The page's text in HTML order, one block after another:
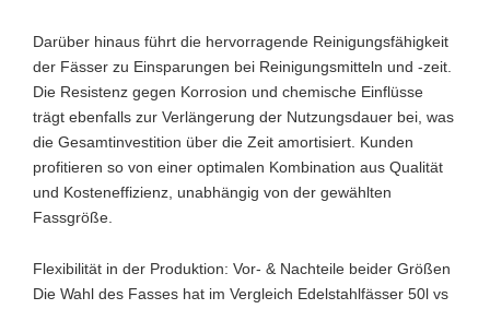
Darüber hinaus führt die hervorragende Reinigungsfähigkeit
der Fässer zu Einsparungen bei Reinigungsmitteln und -zeit.
Die Resistenz gegen Korrosion und chemische Einflüsse
trägt ebenfalls zur Verlängerung der Nutzungsdauer bei, was
die Gesamtinvestition über die Zeit amortisiert. Kunden
profitieren so von einer optimalen Kombination aus Qualität
und Kosteneffizienz, unabhängig von der gewählten
Fassgröße.
Flexibilität in der Produktion: Vor- & Nachteile beider Größen
Die Wahl des Fasses hat im Vergleich Edelstahlfässer 50l vs